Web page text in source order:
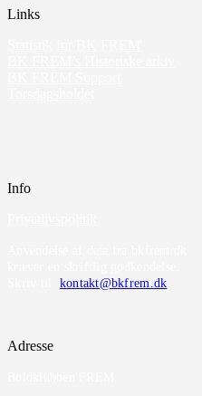
Links
Info
kontakt@bkfrem.dk
Adresse